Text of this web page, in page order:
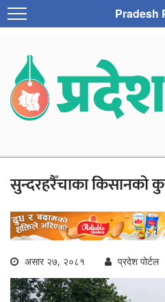
Pradesh
सुन्दरहरैँचाका किसानको
असार २७, २०८१ प्रदेश पोर्टल